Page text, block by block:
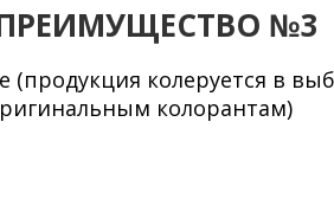
№3
(продукция колеруется в
колорантам)